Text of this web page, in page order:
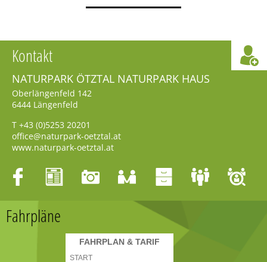
Kontakt
NATURPARK ÖTZTAL NATURPARK HAUS
Oberlängenfeld 142
6444 Längenfeld
T +43 (0)5253 20201
office@naturpark-oetztal.at
www.naturpark-oetztal.at
Fahrpläne